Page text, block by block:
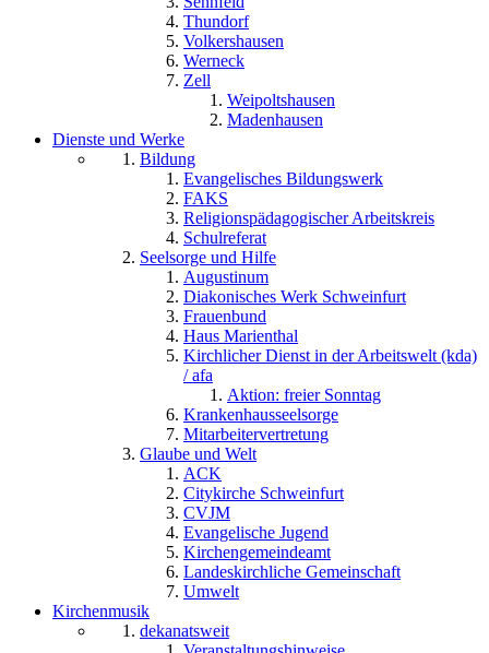
Thundorf
Volkershausen
Werneck
Zell
Weipoltshausen
Madenhausen
Dienste und Werke
Bildung
Evangelisches Bildungswerk
FAKS
Religionspädagogischer Arbeitskreis
Schulreferat
Seelsorge und Hilfe
Augustinum
Diakonisches Werk Schweinfurt
Frauenbund
Haus Marienthal
Kirchlicher Dienst in der Arbeitswelt (kda)
/ afa
Aktion: freier Sonntag
Krankenhausseelsorge
Mitarbeitervertretung
Glaube und Welt
ACK
Citykirche Schweinfurt
CVJM
Evangelische Jugend
Kirchengemeindeamt
Landeskirchliche Gemeinschaft
Umwelt
Kirchenmusik
dekanatsweit